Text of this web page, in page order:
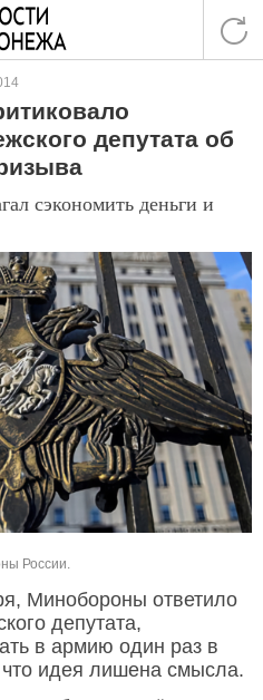
депутата об
сэкономить деньги и
России.
Минобороны ответило
депутата,
в армию один раз в
идея лишена смысла.